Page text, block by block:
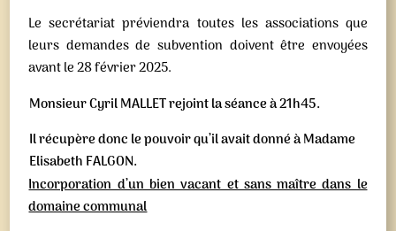
Le secrétariat préviendra toutes les associations que
leurs demandes de subvention doivent être envoyées
avant le 28 février 2025.
Monsieur Cyril MALLET rejoint la séance à 21h45.
Il récupère donc le pouvoir qu’il avait donné à Madame
Elisabeth FALGON.
Incorporation d’un bien vacant et sans maître dans le
domaine communal